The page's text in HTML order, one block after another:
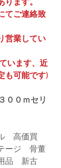
ます。
てご連絡致
営業してい
います、近
も可能です)
００ｍセリ
　高価買
ージ　骨董
品　新古